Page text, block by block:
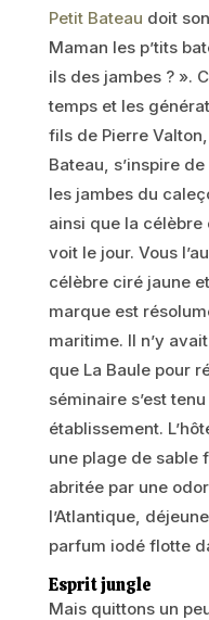
Petit Bateau doit
Maman les p’tits
ils des jambes ? ».
temps et les
fils de Pierre
Bateau, s’inspire
les jambes du
ainsi que la
voit le jour. Vous
célèbre ciré jaune
marque est
maritime. Il n’y
que La Baule pour
séminaire s’est
établissement.
une plage de sable
abritée par une
l’Atlantique,
parfum iodé flotte
Esprit jungle
Mais quittons un